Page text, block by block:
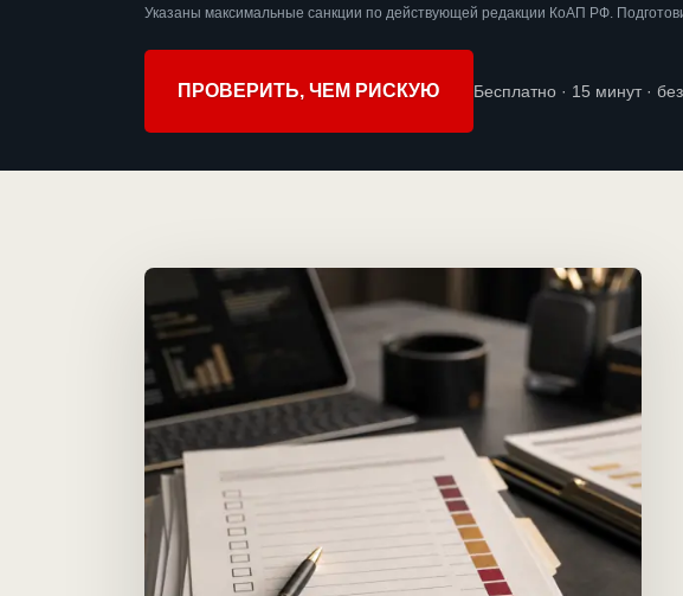
Указаны максимальные санкции по действующей редакции КоАП РФ.
ПРОВЕРИТЬ, ЧЕМ РИСКУЮ Бесплатно · 15 минут ·